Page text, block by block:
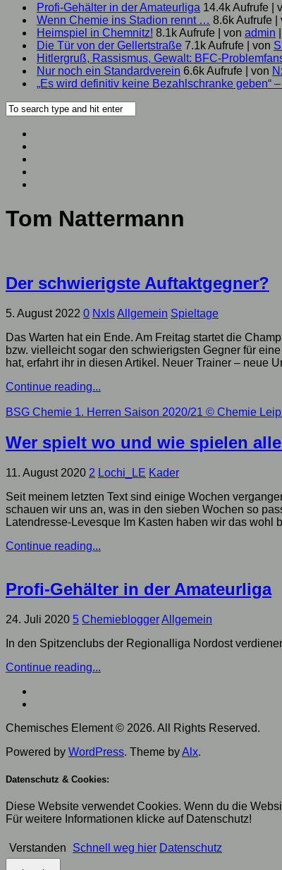
Profi-Gehälter in der Amateurliga 14.4k Aufrufe
Wenn Chemie ins Stadion rennt … 8.6k Aufrufe
Heimspiel in Chemnitz! 8.1k Aufrufe von admin
Die Tür von der Gellertstraße 7.1k Aufrufe von
Hitlergruß, Rassismus, Gewalt: BFC-
Nur noch ein Standardverein 6.6k Aufrufe von
„Es wird definitiv keine Bezahlschranke geben“
Tom Nattermann
Der schwierigste Auftaktgegner?
5. August 2022 0 NxlsAllgemein Spieltage
Das Warten hat ein Ende. Am Freitag startet die
bzw. vielleicht sogar den schwierigsten Gegner für
hat, erfahrt ihr in diesen Artikel. Neuer Trainer – neue
Continue reading...
BSG Chemie 1. Herren Saison 2020/21 © Chemie
Wer spielt wo und wie spielen
11. August 2020 2 Lochi_LE Kader
Seit meinem letzten Text sind einige Wochen
schauen wir uns an, was in den sieben Wochen so
Latendresse-Levesque Im Kasten haben wir das wohl
Continue reading...
Profi-Gehälter in der Amateurliga
24. Juli 2020 5 ChemiebloggerAllgemein
In den Spitzenclubs der Regionalliga Nordost
Continue reading...
Chemisches Element © 2026. All Rights Reserved.
Powered by WordPress. Theme byAlx.
Datenschutz & Cookies:
Diese Website verwendet Cookies. Wenn du die
Für weitere Informationen klicke auf Datenschutz!
Verstanden Schnell weg hier Datenschutz